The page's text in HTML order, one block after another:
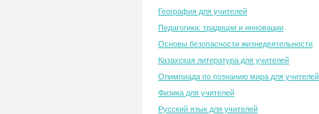
География для учителей
Педагогика: традиции и инновации
Основы безопасности жизнедеятельности
Казахская литература для учителей
Олимпиада по познанию мира для учителей
Физика для учителей
Русский язык для учителей